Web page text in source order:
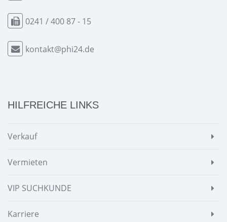
0241 / 400 87 - 15
kontakt@phi24.de
HILFREICHE LINKS
Verkauf
Vermieten
VIP SUCHKUNDE
Karriere